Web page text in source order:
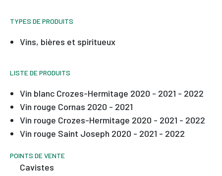
TYPES DE PRODUITS
Vins, bières et spiritueux
LISTE DE PRODUITS
Vin blanc Crozes-Hermitage 2020 - 2021 - 2022
Vin rouge Cornas 2020 - 2021
Vin rouge Crozes-Hermitage 2020 - 2021 - 2022
Vin rouge Saint Joseph 2020 - 2021 - 2022
POINTS DE VENTE
Cavistes